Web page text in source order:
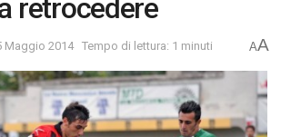
retrocedere
Maggio 2014 Tempo di lettura: 1 minuti AA